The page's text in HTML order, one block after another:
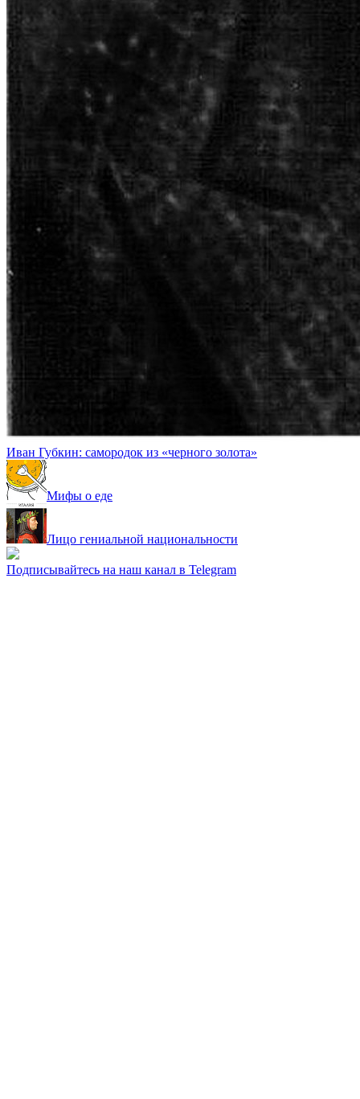
Иван Губкин: самородок из «черного золота»
Мифы о еде
Лицо гениальной национальности
Подписывайтесь на наш канал в Telegram